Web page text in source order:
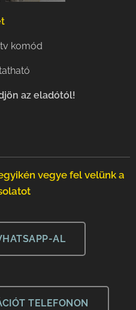
komód
az eladótól!
vegye fel velünk a
AL
TELEFONON